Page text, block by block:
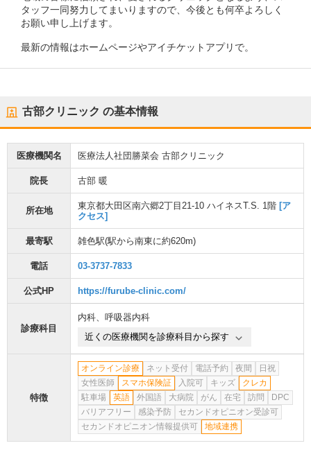
タッフ一同努力してまいりますので、今後とも何卒よろしく
お願い申し上げます。
最新の情報はホームページやアイチケットアプリで。
古部クリニック の基本情報
医療機関名 医療法人社団勝菜会 古部クリニック
院長 古部 暖
所在地 東京都大田区南六郷2丁目21-10 ハイネスT.S. 1階 [ア
クセス]
最寄駅 雑色駅(駅から南東に約620m)
電話 03-3737-7833
公式HP https://furube-clinic.com/
診療科目
内科、 呼吸器内科
近くの医療機関を診療科目から探す
特徴
オンライン診療 ネット受付 電話予約 夜間
日祝
女性医師
スマホ保険証 入院可 キッズ
クレカ
駐車場
英語 外国語 大病院 がん 在宅 訪問
DPC
バリアフリー
感染予防
セカンドオピニオン受診可
セカンドオピニオン情報提供可
地域連携